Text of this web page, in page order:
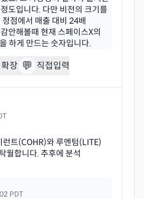
도입니다. 다만 비전의 크기를
점에서 매출 대비 24배
안해볼때 현재 스페이스X의
확장 💬 직접입력
런트(COHR)와 루멘텀(LITE)
월합니다. 추후에 분석
PDT